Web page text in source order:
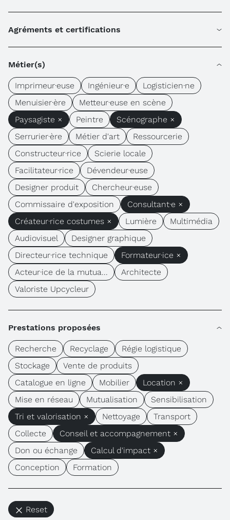
Agréments et certifications
Métier(s)
Imprimeur·euse Ingénieur·e
Logisticien·ne
Menuisier·ère
Metteur·euse en scène
Paysagiste ×
Peintre
Scénographe ×
Serrurier·ère
Métier d'art
Ressourcerie
Constructeur·rice
Scierie locale
Facilitateur·rice
Dévendeur·euse
Designer produit
Chercheur·euse
Commissaire d'exposition
Consultant·e ×
Créateur·rice costumes ×
Lumière
Multimédia
Audiovisuel
Designer graphique
Directeur·rice technique
Formateur·ice ×
Acteur·ice de la mutua...
Architecte
Valoriste Upcycleur
Prestations proposées
Recherche Recyclage
Régie logistique
Stockage
Vente de produits
Catalogue en ligne
Mobilier
Location ×
Mise en réseau
Mutualisation
Sensibilisation
Tri et valorisation ×
Nettoyage
Transport
Collecte
Conseil et accompagnement ×
Don ou échange
Calcul d'impact ×
Conception
Formation
Reset